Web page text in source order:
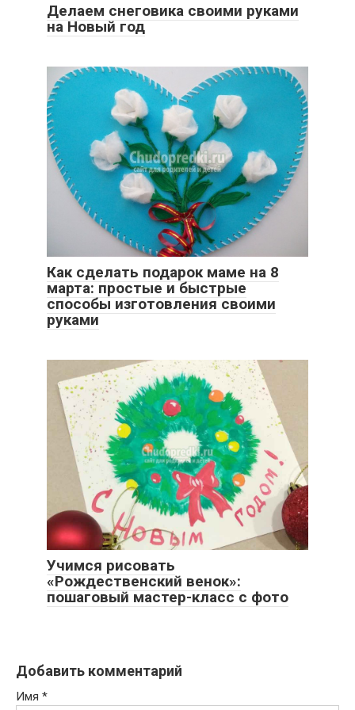
Делаем снеговика своими руками
на Новый год
Как сделать подарок маме на 8
марта: простые и быстрые
способы изготовления своими
руками
Учимся рисовать
«Рождественский венок»:
пошаговый мастер-класс с фото
Добавить комментарий
Имя *